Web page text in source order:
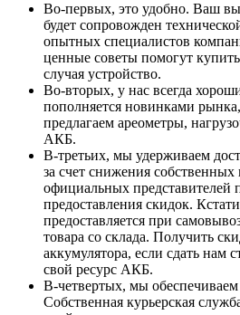
Во-первых, это удобно. Ваш
будет сопровожден
опытных специалистов
ценные советы помогут
случая устройство.
Во-вторых, у нас всегда
пополняется новинками
предлагаем ареометры,
АКБ.
В-третьих, мы удерживаем
за счет снижения собственных
официальных представителей
предоставления скидок.
предоставляется при
товара со склада. Получить
аккумулятора, если сдать нам
свой ресурс АКБ.
В-четвертых, мы
Собственная курьерская